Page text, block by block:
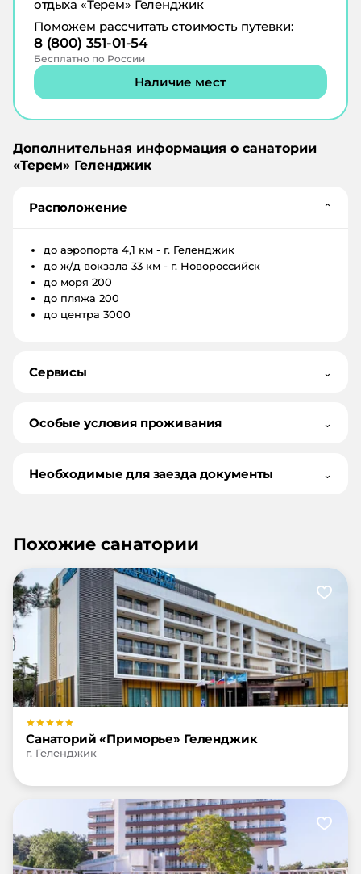
отдыха «Терем» Геленджик
Поможем рассчитать стоимость путевки:
8 (800) 351-01-54
Бесплатно по России
Наличие мест
Дополнительная информация о санатории
«Терем» Геленджик
Расположение ⌄
до аэропорта 4,1 км - г. Геленджик
до ж/д вокзала 33 км - г. Новороссийск
до моря 200
до пляжа 200
до центра 3000
Сервисы ⌄
Особые условия проживания ⌄
Необходимые для заезда документы ⌄
Похожие санатории
Санаторий «Приморье» Геленджик
г. Геленджик